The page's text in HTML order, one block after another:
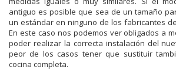
antiguo es posible que sea de un tamaño
un estándar en ninguno de los fabricantes
En este caso nos podemos ver obligados a
poder realizar la correcta instalación del
peor de los casos tener que sustituir
cocina completa.